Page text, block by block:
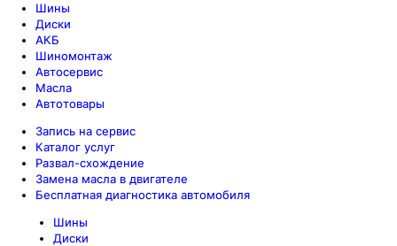
Шины
Диски
АКБ
Шиномонтаж
Автосервис
Масла
Автотовары
Запись на сервис
Каталог услуг
Развал-схождение
Замена масла в двигателе
Бесплатная диагностика автомобиля
Шины
Диски